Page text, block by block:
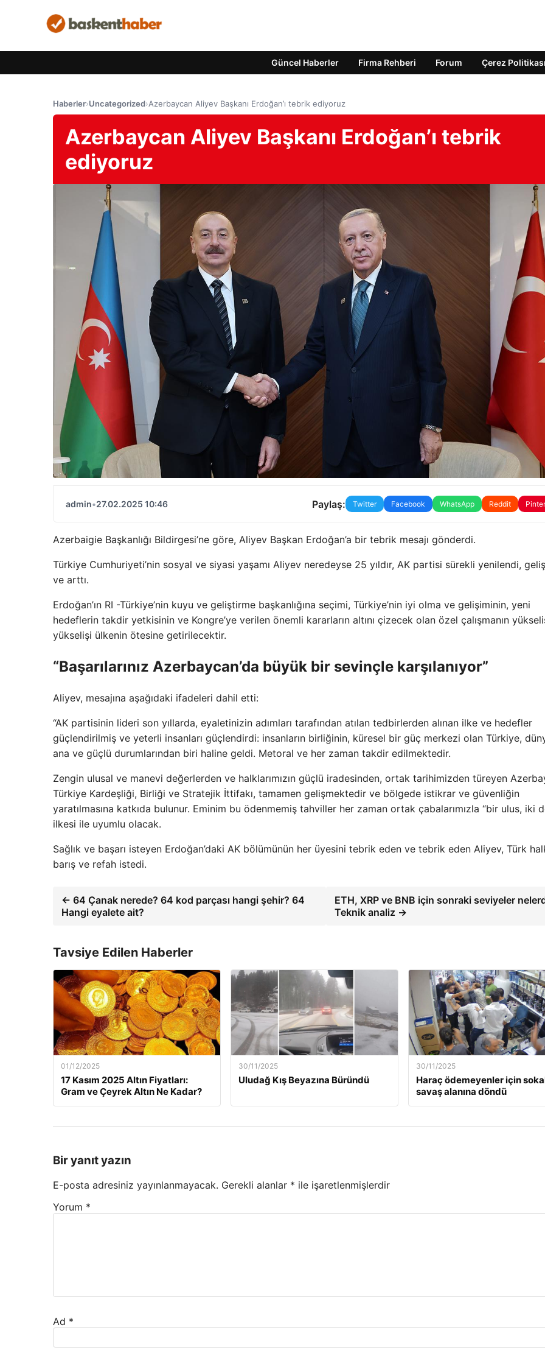
Güncel Haberler Firma Rehberi Forum Çerez Politikası
Haberler›Uncategorized›Azerbaycan Aliyev Başkanı Erdoğan’ı tebrik ediyoruz
Azerbaycan Aliyev Başkanı Erdoğan’ı tebrik
ediyoruz
admin•27.02.2025 10:46 Paylaş: Twitter Facebook WhatsApp Reddit
Azerbaigie Başkanlığı Bildirgesi’ne göre, Aliyev Başkan Erdoğan’a bir tebrik mesajı gönderdi.
Türkiye Cumhuriyeti’nin sosyal ve siyasi yaşamı Aliyev neredeyse 25 yıldır, AK partisi sürekli yenilendi,
ve arttı.
Erdoğan’ın RI -Türkiye’nin kuyu ve geliştirme başkanlığına seçimi, Türkiye’nin iyi olma ve gelişiminin, yeni
hedeflerin takdir yetkisinin ve Kongre’ye verilen önemli kararların altını çizecek olan özel çalışmanın
yükselişi ülkenin ötesine getirilecektir.
“Başarılarınız Azerbaycan’da büyük bir sevinçle karşılanıyor”
Aliyev, mesajına aşağıdaki ifadeleri dahil etti:
“AK partisinin lideri son yıllarda, eyaletinizin adımları tarafından atılan tedbirlerden alınan ilke ve hedefler
güçlendirilmiş ve yeterli insanları güçlendirdi: insanların birliğinin, küresel bir güç merkezi olan Türkiye,
ana ve güçlü durumlarından biri haline geldi. Metoral ve her zaman takdir edilmektedir.
Zengin ulusal ve manevi değerlerden ve halklarımızın güçlü iradesinden, ortak tarihimizden türeyen
Türkiye Kardeşliği, Birliği ve Stratejik İttifakı, tamamen gelişmektedir ve bölgede istikrar ve güvenliğin
yaratılmasına katkıda bulunur. Eminim bu ödenmemiş tahviller her zaman ortak çabalarımızla “bir ulus, iki
ilkesi ile uyumlu olacak.
Sağlık ve başarı isteyen Erdoğan’daki AK bölümünün her üyesini tebrik eden ve tebrik eden Aliyev, Türk
barış ve refah istedi.
← 64 Çanak nerede? 64 kod parçası hangi şehir? 64
Hangi eyalete ait?
ETH, XRP ve BNB için sonraki seviyeler
Teknik analiz →
Tavsiye Edilen Haberler
01/12/2025
17 Kasım 2025 Altın Fiyatları:
Gram ve Çeyrek Altın Ne Kadar?
30/11/2025
Uludağ Kış Beyazına Büründü
30/11/2025
Haraç ödemeyenler için
savaş alanına döndü
Bir yanıt yazın
E-posta adresiniz yayınlanmayacak. Gerekli alanlar * ile işaretlenmişlerdir
Yorum *
Ad *